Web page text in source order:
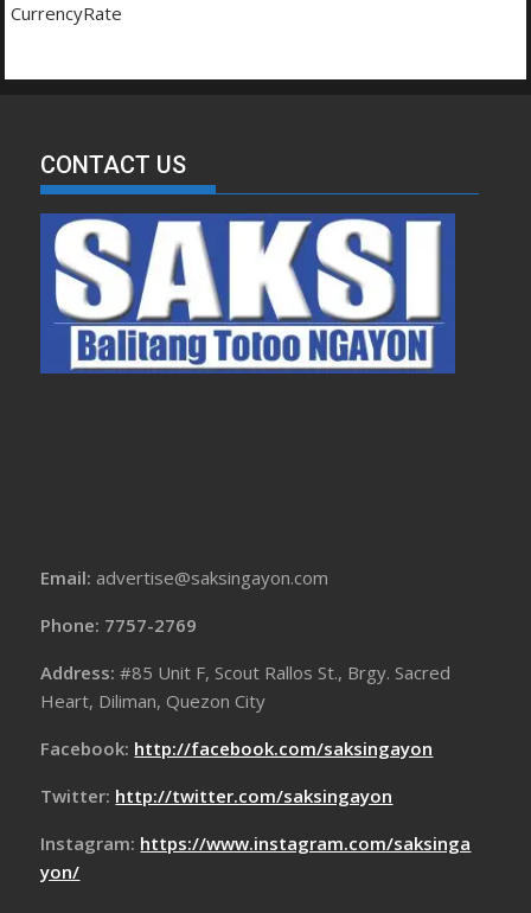
CurrencyRate
CONTACT US
Email: advertise@saksingayon.com
Phone: 7757-2769
Address:#85 Unit F, Scout Rallos St., Brgy. Sacred
Heart, Diliman, Quezon City
Facebook: http://facebook.com/saksingayon
Twitter: http://twitter.com/saksingayon
Instagram: https://www.instagram.com/saksinga
yon/